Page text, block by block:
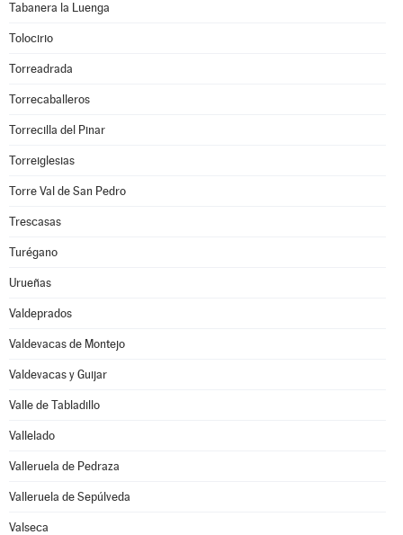
Tabanera la Luenga
Tolocirio
Torreadrada
Torrecaballeros
Torrecilla del Pinar
Torreiglesias
Torre Val de San Pedro
Trescasas
Turégano
Urueñas
Valdeprados
Valdevacas de Montejo
Valdevacas y Guijar
Valle de Tabladillo
Vallelado
Valleruela de Pedraza
Valleruela de Sepúlveda
Valseca